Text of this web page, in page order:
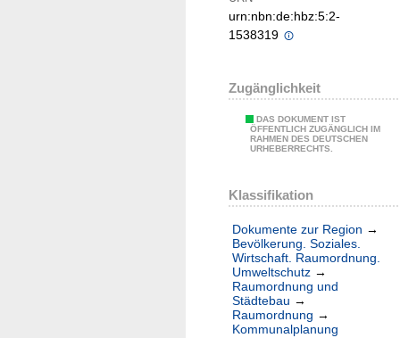
urn:nbn:de:hbz:5:2-
1538319
Zugänglichkeit
DAS DOKUMENT IST
ÖFFENTLICH ZUGÄNGLICH IM
RAHMEN DES DEUTSCHEN
URHEBERRECHTS.
Klassifikation
Dokumente zur Region →
Bevölkerung. Soziales.
Wirtschaft. Raumordnung.
Umweltschutz →
Raumordnung und
Städtebau →
Raumordnung →
Kommunalplanung